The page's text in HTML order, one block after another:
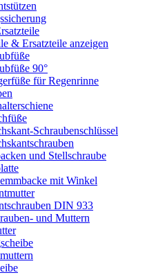
& Ersatzteile anzeigen
90°
für Regenrinne
Schraubenschlüssel
und Stellschraube
mit Winkel
DIN 933
und Muttern